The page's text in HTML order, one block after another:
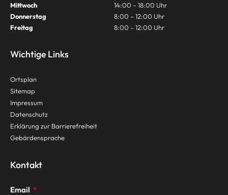
Mittwoch
14:00 – 18:00 Uhr
Donnerstag
8:00 – 12:00 Uhr
Freitag
8:00 – 12:00 Uhr
Wichtige Links
Ortsplan
Sitemap
Impressum
Datenschutz
Erklärung zur Barrierefreiheit
Gebärdensprache
Kontakt
Email